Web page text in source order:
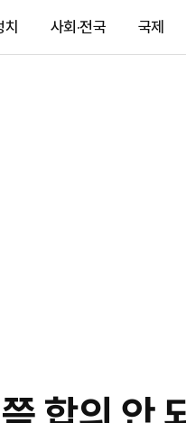
치 사회·전국 국제